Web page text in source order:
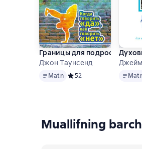
Границы для подростков.
Джон Таунсенд
MatnMatn Средний рейтинг 5 на
52 Matn
Muallifning